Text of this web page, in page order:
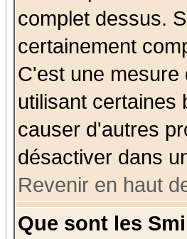
complet dessus.
certainement
C'est une mesure
utilisant certaines
causer d'autres
désactiver dans
Revenir en haut
Que sont les